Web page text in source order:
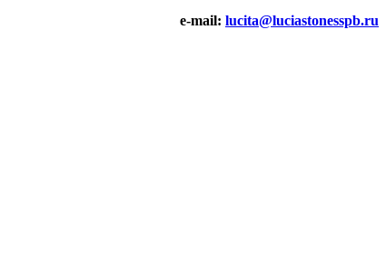
e-mail: lucita@luciastonesspb.ru